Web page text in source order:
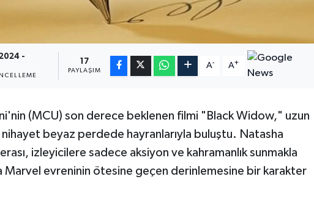
-
17
PAYLAŞIM
A- A+
(MCU) son derece beklenen filmi "Black Widow," uzun
nihayet beyaz perdede hayranlarıyla buluştu. Natasha
izleyicilere sadece aksiyon ve kahramanlık sunmakla
Marvel evreninin ötesine geçen derinlemesine bir karakter